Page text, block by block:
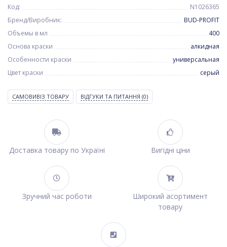
Код:
N1026365
Бренд/Виробник:
BUD-PROFIT
Объемы в мл
400
Основа краски
алкидная
Особенности краски
универсальная
Цвет краски
серый
САМОВИВІЗ ТОВАРУ ВІДГУКИ ТА ПИТАННЯ (0)
Доставка товару по Україні Вигідні ціни
Зручний час роботи
Широкий асортимент
товару